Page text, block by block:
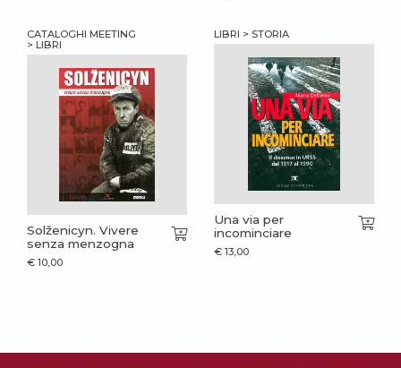
CATALOGHI MEETING
> LIBRI
Solženicyn. Vivere
senza menzogna
€ 10,00
LIBRI > STORIA
Una via per
incominciare
€ 13,00